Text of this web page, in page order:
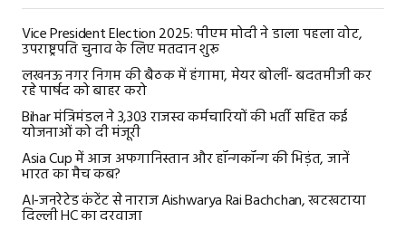
Vice President Election 2025: पीएम मोदी ने डाला पहला वोट,
उपराष्ट्रपति चुनाव के लिए मतदान शुरू
लखनऊ नगर निगम की बैठक में हंगामा, मेयर बोलीं- बदतमीजी कर
रहे पार्षद को बाहर करो
Bihar मंत्रिमंडल ने 3,303 राजस्व कर्मचारियों की भर्ती सहित कई
योजनाओं को दी मंजूरी
Asia Cup में आज अफगानिस्तान और हॉन्गकॉन्ग की भिड़ंत, जानें
भारत का मैच कब?
AI-जनरेटेड कंटेंट से नाराज Aishwarya Rai Bachchan, खटखटाया
दिल्ली HC का दरवाजा